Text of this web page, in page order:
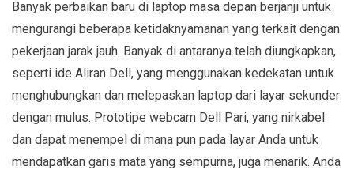
Banyak perbaikan baru di laptop masa depan berjanji untuk
mengurangi beberapa ketidaknyamanan yang terkait dengan
pekerjaan jarak jauh. Banyak di antaranya telah diungkapkan,
seperti ide Aliran Dell, yang menggunakan kedekatan untuk
menghubungkan dan melepaskan laptop dari layar sekunder
dengan mulus. Prototipe webcam Dell Pari, yang nirkabel
dan dapat menempel di mana pun pada layar Anda untuk
mendapatkan garis mata yang sempurna, juga menarik. Anda